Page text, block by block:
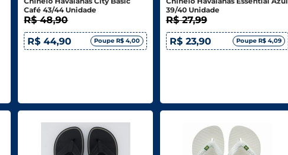
Café 43/44 Unidade
R$ 48,90
R$ 44,90
Poupe R$ 4,00
39/40 Unidade
R$ 27,99
R$ 23,90
Poupe R$ 4,09